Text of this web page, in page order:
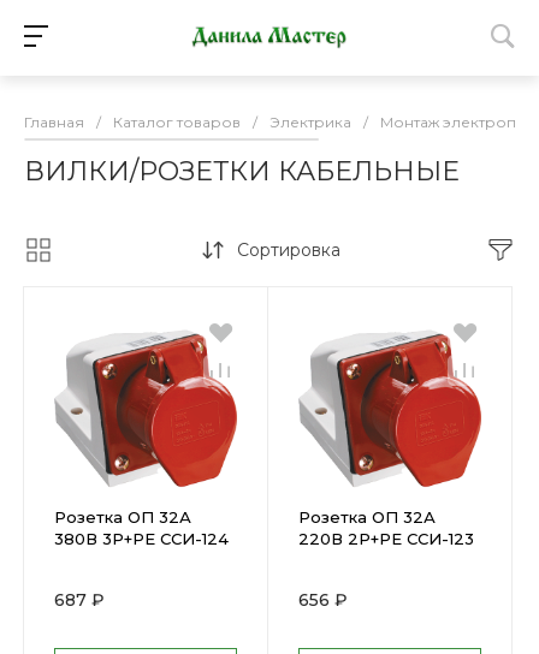
Главная / Каталог товаров / Электрика / Монтаж
ВИЛКИ/РОЗЕТКИ КАБЕЛЬНЫЕ
Сортировка
Розетка ОП 32А
380В 3P+PЕ ССИ-124
687 ₽
Розетка ОП 32А
220В 2P+PЕ ССИ-123
656 ₽